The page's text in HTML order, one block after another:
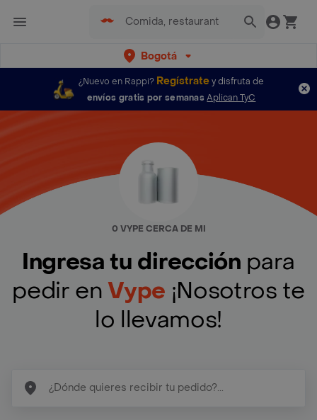
Bogotá
¿Nuevo en Rappi? Regístratey disfruta de
envíos gratis por semanas Aplican TyC
0 VYPE CERCA DE MI
Ingresa tu dirección para
pedir enVype ¡Nosotros te
lo llevamos!